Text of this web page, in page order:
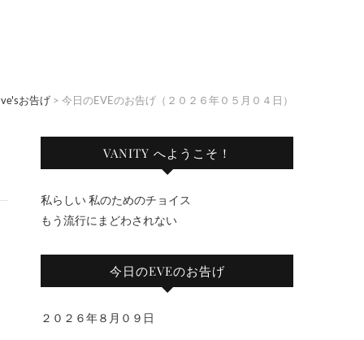
お告げ > 今日のEVEのお告げ（２０２６年０５月０４日）
VANITY へようこそ！
私らしい 私のためのチョイス
もう流行にまどわされない
今日のEVEのお告げ
２０２６年８月０９日